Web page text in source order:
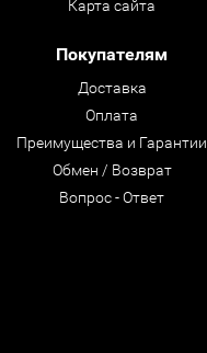
Карта сайта
Покупателям
Доставка
Оплата
Преимущества и Гарантии
Обмен / Возврат
Вопрос - Ответ